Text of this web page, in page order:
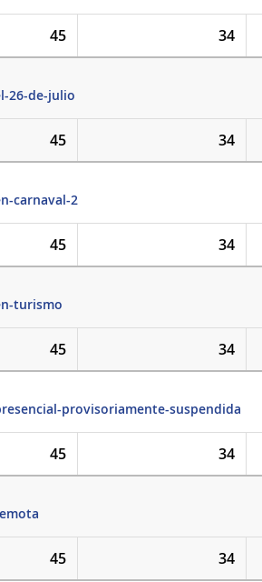
45 34
26-de-julio
45 34
carnaval-2
45 34
turismo
45 34
provisoriamente-suspendida
45 34
45 34